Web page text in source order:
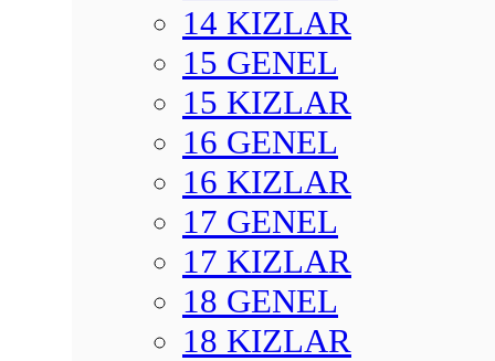
14 KIZLAR
15 GENEL
15 KIZLAR
16 GENEL
16 KIZLAR
17 GENEL
17 KIZLAR
18 GENEL
18 KIZLAR